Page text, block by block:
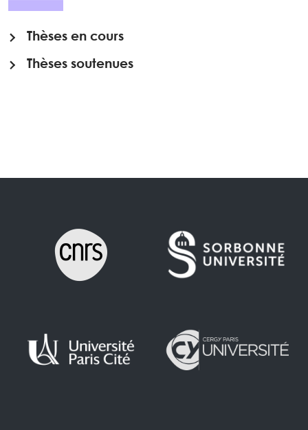
Thèses en cours
Thèses soutenues